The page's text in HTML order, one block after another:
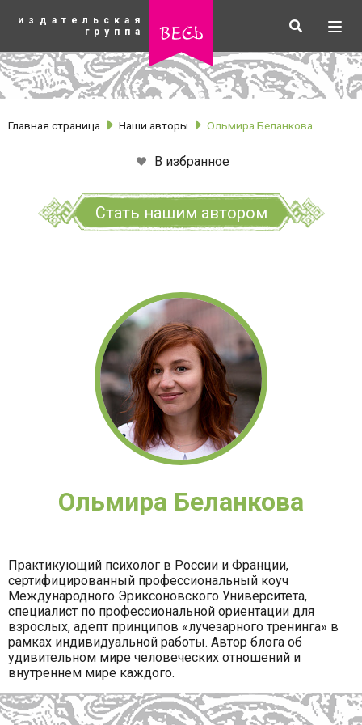
основному
издательская
группа
весь Искать
рубрики
Главная страница Наши авторы Ольмира Беланкова
В избранное
Стать нашим автором
Ольмира Беланкова
Практикующий психолог в России и Франции,
сертифицированный профессиональный коуч
Международного Эриксоновского Университета,
специалист по профессиональной ориентации для
взрослых, адепт принципов «лучезарного тренинга» в
рамках индивидуальной работы. Автор блога об
удивительном мире человеческих отношений и
внутреннем мире каждого.